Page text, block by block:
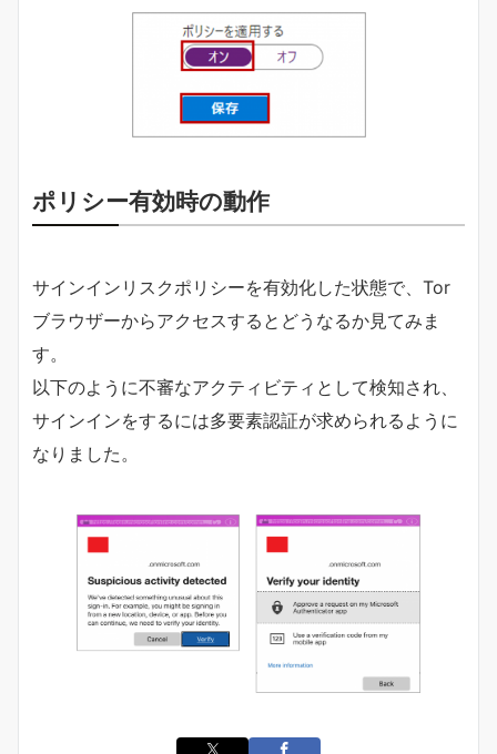
ポリシー有効時の動作
サインインリスクポリシーを有効化した状態で、Tor
ブラウザーからアクセスするとどうなるか見てみま
す。
以下のように不審なアクティビティとして検知され、
サインインをするには多要素認証が求められるように
なりました。